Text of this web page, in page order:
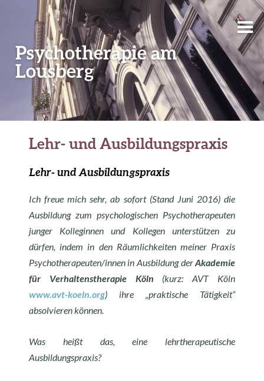
Psychotherapie am
Lousberg
Lehr- und Ausbildungspraxis
Lehr- und Ausbildungspraxis
Ich freue mich sehr, ab sofort (Stand Juni 2016) die
Ausbildung zum psychologischen Psychotherapeuten
junger Kolleginnen und Kollegen unterstützen zu
dürfen, indem in den Räumlichkeiten meiner Praxis
Psychotherapeuten/innen in Ausbildung derAkademie
für Verhaltenstherapie Köln (kurz: AVT Köln
www.avt-koeln.org) ihre „praktische Tätigkeit“
absolvieren können.
Was heißt das, eine lehrtherapeutische
Ausbildungspraxis?